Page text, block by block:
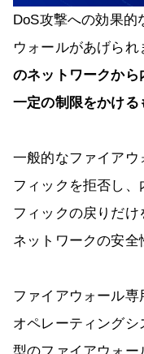
DoS攻撃への効果的
ウォールがあげられ
のネットワークか
一定の制限をかける
一般的なファイアウ
フィックを拒否し、
フィックの戻りだ
ネットワークの安全
ファイアウォール
オペレーティング
型のファイアウォー